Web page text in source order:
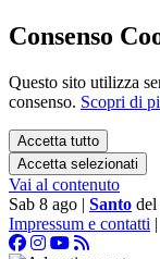
Consenso
Questo sito utilizza
consenso. Scopri di
Accetta tutto
Accetta selezionati
Vai al contenuto
Sab 8 ago | Santo
Impressum e contatti |